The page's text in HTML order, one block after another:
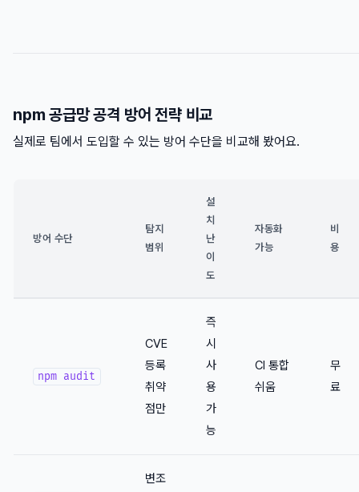
npm 공급망 공격 방어 전략 비교
실제로 팀에서 도입할 수 있는 방어 수단을 비교해 봤어요.
방어 수단
탐지
범위
설
치
난
이
도
자동화
가능
비
용
npm audit
CVE
등록
취약
점만
즉
시
사
용
가
능
CI 통합
쉬움
무
료
변조